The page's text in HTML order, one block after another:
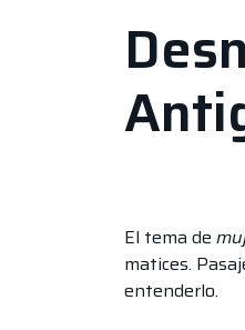
El tema de
matices.
entenderlo.